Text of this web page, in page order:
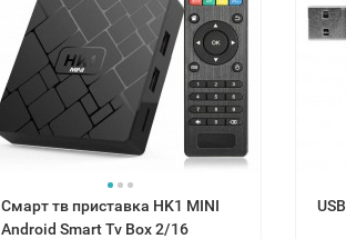
Смарт тв приставка HK1 MINI
Android Smart Tv Box 2/16